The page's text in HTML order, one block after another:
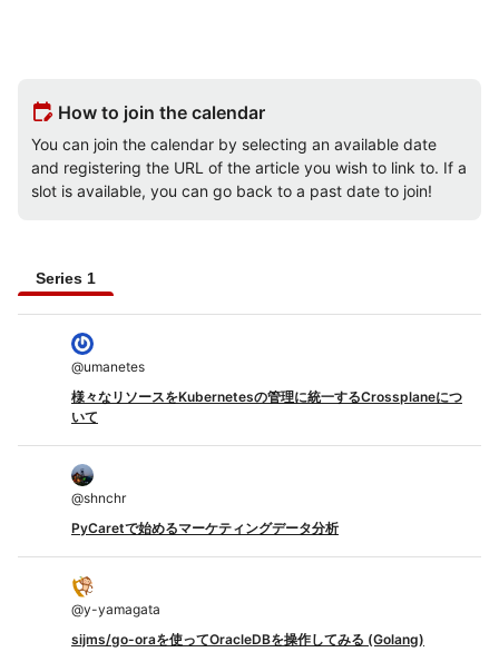
edit_calendar How to join the calendar
You can join the calendar by selecting an available date
and registering the URL of the article you wish to link to. If a
slot is available, you can go back to a past date to join!
Series 1
@umanetes
様々なリソースをKubernetesの管理に統一するCrossplaneにつ
いて
@shnchr
PyCaretで始めるマーケティングデータ分析
@y-yamagata
sijms/go-oraを使ってOracleDBを操作してみる (Golang)